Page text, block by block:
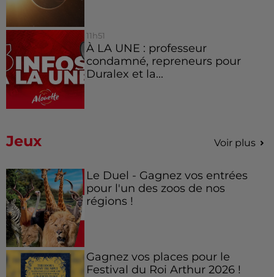
11h51
À LA UNE : professeur
condamné, repreneurs pour
Duralex et la...
Jeux Voir plus
Le Duel - Gagnez vos entrées
pour l'un des zoos de nos
régions !
Gagnez vos places pour le
Festival du Roi Arthur 2026 !